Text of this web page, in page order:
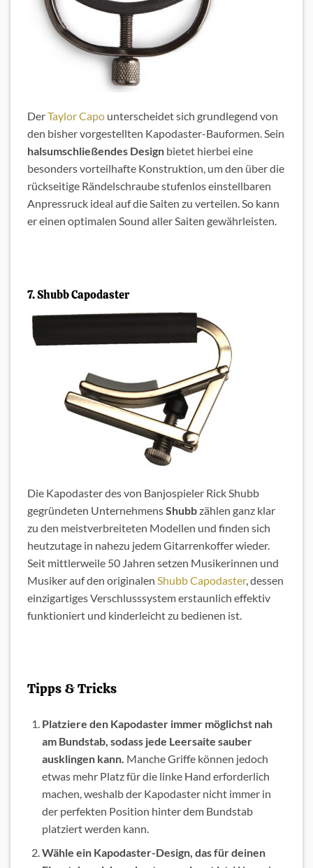
DerTaylor Capo unterscheidet sich grundlegend von
den bisher vorgestellten Kapodaster-Bauformen. Sein
halsumschließendes Design bietet hierbei eine
besonders vorteilhafte Konstruktion, um den über die
rückseitige Rändelschraube stufenlos einstellbaren
Anpressruck ideal auf die Saiten zu verteilen. So kann
er einen optimalen Sound aller Saiten gewährleisten.
7. Shubb Capodaster
Die Kapodaster des von Banjospieler Rick Shubb
gegründeten UnternehmensShubbzählen ganz klar
zu den meistverbreiteten Modellen und finden sich
heutzutage in nahezu jedem Gitarrenkoffer wieder.
Seit mittlerweile 50 Jahren setzen Musikerinnen und
Musiker auf den originalen Shubb Capodaster, dessen
einzigartiges Verschlusssystem erstaunlich effektiv
funktioniert und kinderleicht zu bedienen ist.
Tipps & Tricks
Platziere den Kapodaster immer möglichst nah
am Bundstab, sodass jede Leersaite sauber
ausklingen kann. Manche Griffe können jedoch
etwas mehr Platz für die linke Hand erforderlich
machen, weshalb der Kapodaster nicht immer in
der perfekten Position hinter dem Bundstab
platziert werden kann.
Wähle ein Kapodaster-Design, das für deinen